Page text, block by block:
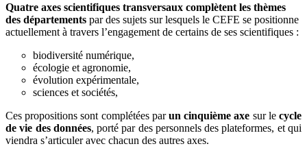
Quatre axes scientifiques transversaux complètent les thèmes
des départements par des sujets sur lesquels le CEFE se positionne
actuellement à travers l’engagement de certains de ses scientifiques :
biodiversité numérique,
écologie et agronomie,
évolution expérimentale,
sciences et sociétés,
Ces propositions sont complétées parun cinquième axe sur lecycle
de vie des données, porté par des personnels des plateformes, et qui
viendra s’articuler avec chacun des autres axes.